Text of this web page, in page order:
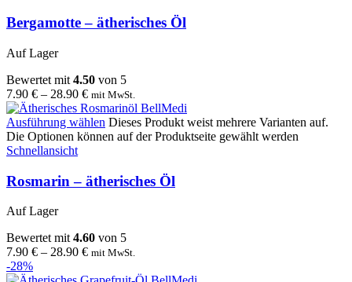
Bergamotte – ätherisches Öl
Auf Lager
Bewertet mit 4.50 von 5
7.90 € – 28.90 € mit MwSt.
Ausführung wählen Dieses Produkt weist mehrere Varianten auf.
Die Optionen können auf der Produktseite gewählt werden
Schnellansicht
Rosmarin – ätherisches Öl
Auf Lager
Bewertet mit4.60 von 5
7.90 € – 28.90 € mit MwSt.
-28%